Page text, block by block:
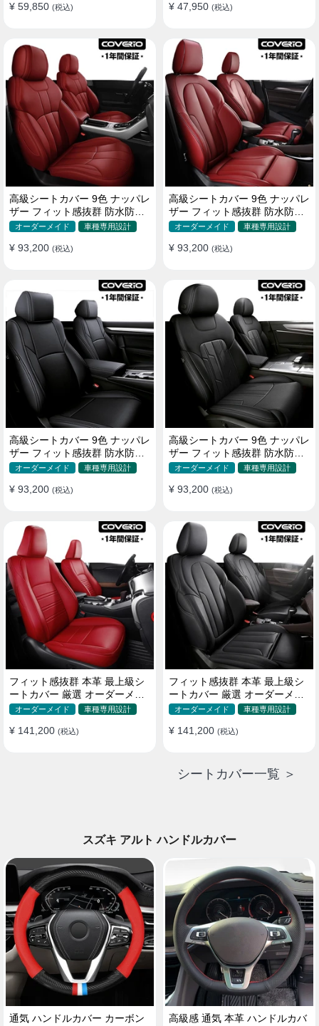
¥ 59,850 (税込) ¥ 47,950 (税込)
高級シートカバー 9色 ナッパレ
ザー フィット感抜群 防水防汚
オーダーメイド 全席セット
オーダーメイド 車種専用設計
¥ 93,200 (税込)
高級シートカバー 9色 ナッパレ
ザー フィット感抜群 防水防汚
オーダーメイド 全席セット
オーダーメイド 車種専用設計
¥ 93,200 (税込)
高級シートカバー 9色 ナッパレ
ザー フィット感抜群 防水防汚
オーダーメイド 全席セット
オーダーメイド 車種専用設計
¥ 93,200 (税込)
高級シートカバー 9色 ナッパレ
ザー フィット感抜群 防水防汚
オーダーメイド 全席セット
オーダーメイド 車種専用設計
¥ 93,200 (税込)
フィット感抜群 本革 最上級シ
ートカバー 厳選 オーダーメイ
ド 防水 雰囲気 全席セット
オーダーメイド 車種専用設計
¥ 141,200 (税込)
フィット感抜群 本革 最上級シ
ートカバー 厳選 オーダーメイ
ド 防水 雰囲気 全席セット
オーダーメイド 車種専用設計
¥ 141,200 (税込)
シートカバー一覧 ＞
スズキ アルト ハンドルカバー
通気 ハンドルカバー カーボン
高級感 通気 本革 ハンドルカバ